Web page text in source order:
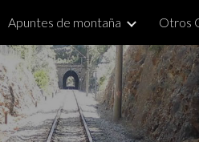
Skip to
Apuntes de montaña Otros